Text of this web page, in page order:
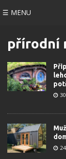
☰ MENU
přírodní